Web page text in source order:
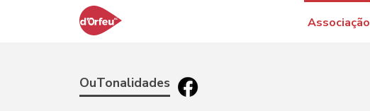
Associação
OuTonalidades